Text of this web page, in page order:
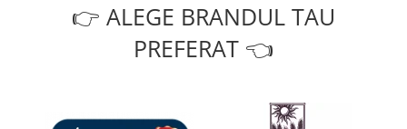
👉 ALEGE BRANDUL TAU
PREFERAT 👈